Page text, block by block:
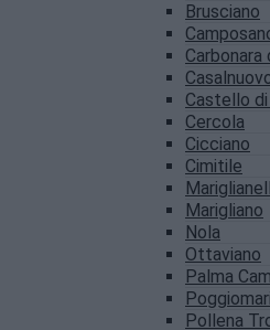
Brusciano
Carbonara
Castello
Cercola
Cicciano
Cimitile
Marigliano
Nola
Ottaviano
Palma
Pollena